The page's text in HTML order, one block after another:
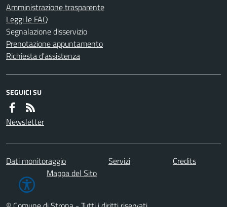
Amministrazione trasparente
Leggi le FAQ
Segnalazione disservizio
Prenotazione appuntamento
Richiesta d'assistenza
SEGUICI SU
Newsletter
Dati monitoraggio Servizi
Credits
Mappa del Sito